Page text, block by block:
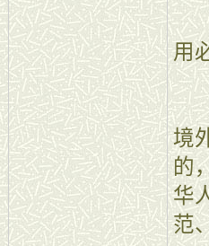
第
用
第
境
的
华
范